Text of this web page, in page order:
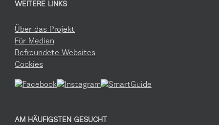
WEITERE LINKS
Über das Projekt
Für Medien
Befreundete Websites
Cookies
AM HÄUFIGSTEN GESUCHT